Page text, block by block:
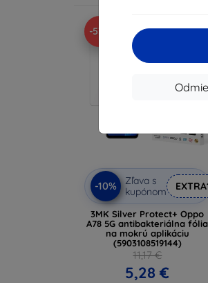
-53%
-10%
Zľava s
kupónom
3MK Silver Protect+ Oppo
A78 5G antibakteriálna fólia
na mokrú aplikáciu
(5903108519144)
11,17 €
5,28 €